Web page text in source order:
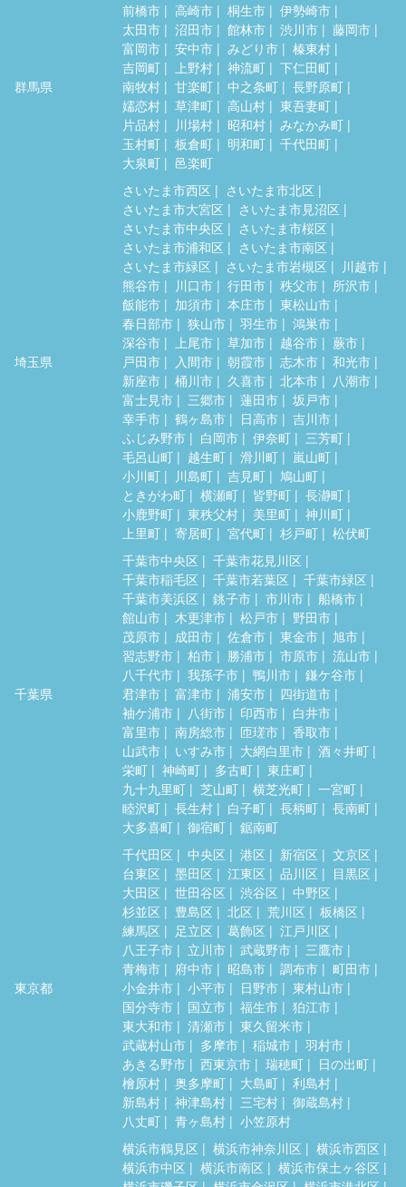
群馬県
前橋市 高崎市 桐生市
伊勢崎市
太田市
沼田市 館林市 渋川市
藤岡市
富岡市
安中市 みどり市
榛東村
吉岡町
上野村 神流町
下仁田町
南牧村
甘楽町 中之条町
長野原町
嬬恋村
草津町 高山村
東吾妻町
片品村
川場村 昭和村
みなかみ町
玉村町
板倉町 明和町
千代田町
大泉町
邑楽町
埼玉県
さいたま市西区
さいたま市北区
さいたま市大宮区
さいたま市見沼区
さいたま市中央区
さいたま市桜区
さいたま市浦和区
さいたま市南区
さいたま市緑区
さいたま市岩槻区
川越市
熊谷市
川口市 行田市 秩父市
所沢市
飯能市
加須市 本庄市
東松山市
春日部市
狭山市 羽生市
鴻巣市
深谷市
上尾市 草加市 越谷市
蕨市
戸田市
入間市 朝霞市 志木市
和光市
新座市
桶川市 久喜市 北本市
八潮市
富士見市
三郷市 蓮田市
坂戸市
幸手市
鶴ヶ島市 日高市
吉川市
ふじみ野市
白岡市 伊奈町
三芳町
毛呂山町
越生町 滑川町
嵐山町
小川町
川島町 吉見町
鳩山町
ときがわ町
横瀬町 皆野町
長瀞町
小鹿野町
東秩父村 美里町
神川町
上里町
寄居町 宮代町 杉戸町 松伏町
千葉県
千葉市中央区
千葉市花見川区
千葉市稲毛区
千葉市若葉区
千葉市緑区
千葉市美浜区
銚子市 市川市
船橋市
館山市
木更津市 松戸市
野田市
茂原市
成田市 佐倉市 東金市
旭市
習志野市
柏市 勝浦市 市原市
流山市
八千代市
我孫子市 鴨川市
鎌ケ谷市
君津市
富津市 浦安市
四街道市
袖ケ浦市
八街市 印西市
白井市
富里市
南房総市 匝瑳市
香取市
山武市
いすみ市 大網白里市
酒々井町
栄町
神崎町 多古町
東庄町
九十九里町
芝山町 横芝光町
一宮町
睦沢町
長生村 白子町 長柄町
長南町
大多喜町
御宿町 鋸南町
東京都
千代田区 中央区 港区 新宿区
文京区
台東区
墨田区 江東区 品川区
目黒区
大田区
世田谷区 渋谷区
中野区
杉並区
豊島区 北区 荒川区
板橋区
練馬区
足立区 葛飾区
江戸川区
八王子市
立川市 武蔵野市
三鷹市
青梅市
府中市 昭島市 調布市
町田市
小金井市
小平市 日野市
東村山市
国分寺市
国立市 福生市
狛江市
東大和市
清瀬市
東久留米市
武蔵村山市
多摩市 稲城市
羽村市
あきる野市
西東京市 瑞穂町
日の出町
檜原村
奥多摩町 大島町
利島村
新島村
神津島村 三宅村
御蔵島村
八丈町
青ヶ島村
小笠原村
横浜市鶴見区
横浜市神奈川区
横浜市西区
横浜市中区
横浜市南区
横浜市保土ヶ谷区